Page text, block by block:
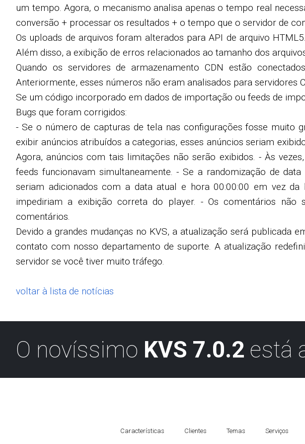
um tempo. Agora, o mecanismo analisa apenas o tempo real
conversão + processar os resultados + o tempo que o servidor de
Os uploads de arquivos foram alterados para API de arquivo
Além disso, a exibição de erros relacionados ao tamanho dos
Quando os servidores de armazenamento CDN estão
Anteriormente, esses números não eram analisados ​​para servidores
Se um código incorporado em dados de importação ou feeds de
Bugs que foram corrigidos:
- Se o número de capturas de tela nas configurações fosse muito
exibir anúncios atribuídos a categorias, esses anúncios seriam
Agora, anúncios com tais limitações não serão exibidos. - Às
feeds funcionavam simultaneamente. - Se a randomização de
seriam adicionados com a data atual e hora 00:00:00 em vez
impediriam a exibição correta do player. - Os comentários
comentários.
Devido a grandes mudanças no KVS, a atualização será publicada
contato com nosso departamento de suporte. A atualização
servidor se você tiver muito tráfego.
voltar à lista de notícias
O novíssimo KVS 7.0.2 está
Características Clientes Temas Serviços